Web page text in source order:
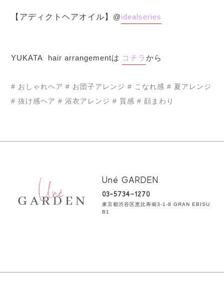
【アディクトヘアオイル】 @idealseries
YUKATA hair arrangementは コチラから
# おしゃれヘア # お団子アレンジ # こなれ感 # 夏アレンジ
# 抜け感ヘア # 浴衣アレンジ # 質感 # 顔まわり
Uné GARDEN
03-5734-1270
東京都渋谷区恵比寿南3-1-8 GRAN EBISU
B1